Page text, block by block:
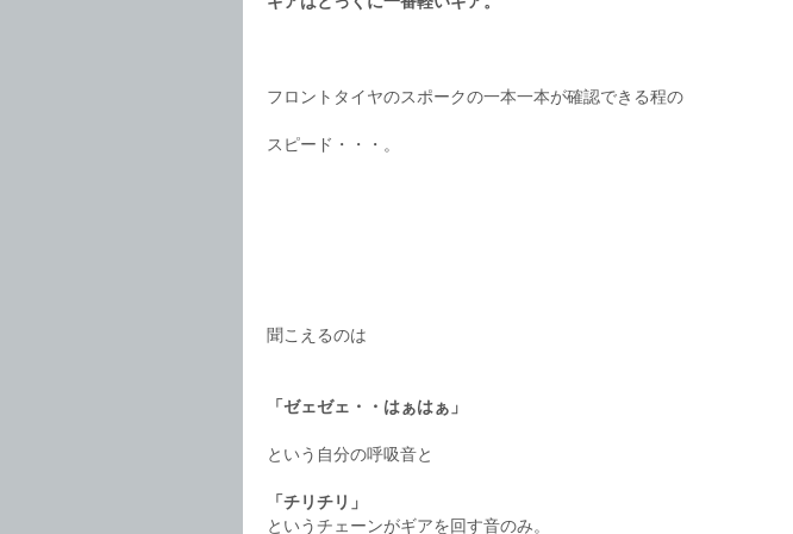
フロントタイヤのスポークの一本一本が確認できる程の
スピード・・・。
聞こえるのは
「ゼェゼェ・・はぁはぁ」
という自分の呼吸音と
「チリチリ」
というチェーンがギアを回す音のみ。